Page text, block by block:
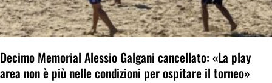
Decimo Memorial Alessio Galgani cancellato: «La play
area non è più nelle condizioni per ospitare il torneo»